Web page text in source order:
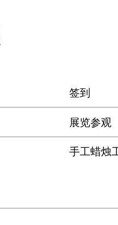
签到
展览参观
手工蜡烛